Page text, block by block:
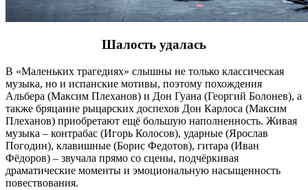
Шалость удалась
В «Маленьких трагедиях» слышны не только классическая
музыка, но и испанские мотивы, поэтому похождения
Альбера (Максим Плеханов) и Дон Гуана (Георгий Болонев), а
также бряцание рыцарских доспехов Дон Карлоса (Максим
Плеханов) приобретают ещё большую наполненность. Живая
музыка – контрабас (Игорь Колосов), ударные (Ярослав
Погодин), клавишные (Борис Федотов), гитара (Иван
Фёдоров) – звучала прямо со сцены, подчёркивая
драматические моменты и эмоциональную насыщенность
повествования.